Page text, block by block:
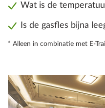
Wat is de
Is de gasfles bijna
* Alleen in combinatie met E-